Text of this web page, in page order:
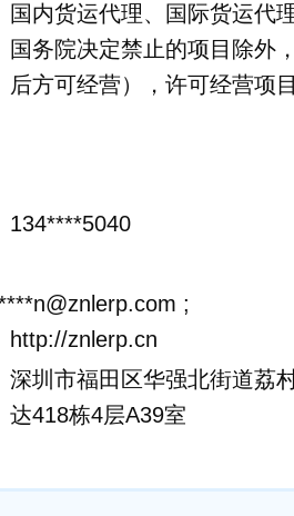
国内货运代理、国际货运代
国务院决定禁止的项目除外
后方可经营），许可经营项
134****5040
;
http://znlerp.cn
深圳市福田区华强北街道荔
达418栋4层A39室